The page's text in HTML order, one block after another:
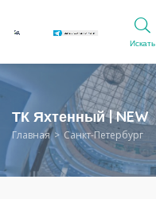
Искать
ТК Яхтенный | NEW
Главная Санкт-Петербург